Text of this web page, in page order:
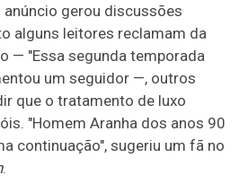
anúncio gerou discussões
alguns leitores reclamam da
— "Essa segunda temporada
um seguidor —, outros
que o tratamento de luxo
"Homem Aranha dos anos 90
continuação", sugeriu um fã no
.